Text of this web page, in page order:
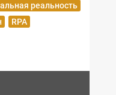
реальность
RPA